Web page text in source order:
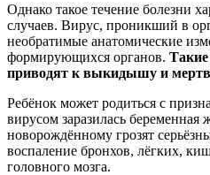
Однако такое течение болезни
случаев. Вирус, проникший в
необратимые анатомические
формирующихся органов. Такие
приводят к выкидышу и
Ребёнок может родиться с
вирусом заразилась
новорождённому грозят
воспаление бронхов, лёгких,
головного мозга.